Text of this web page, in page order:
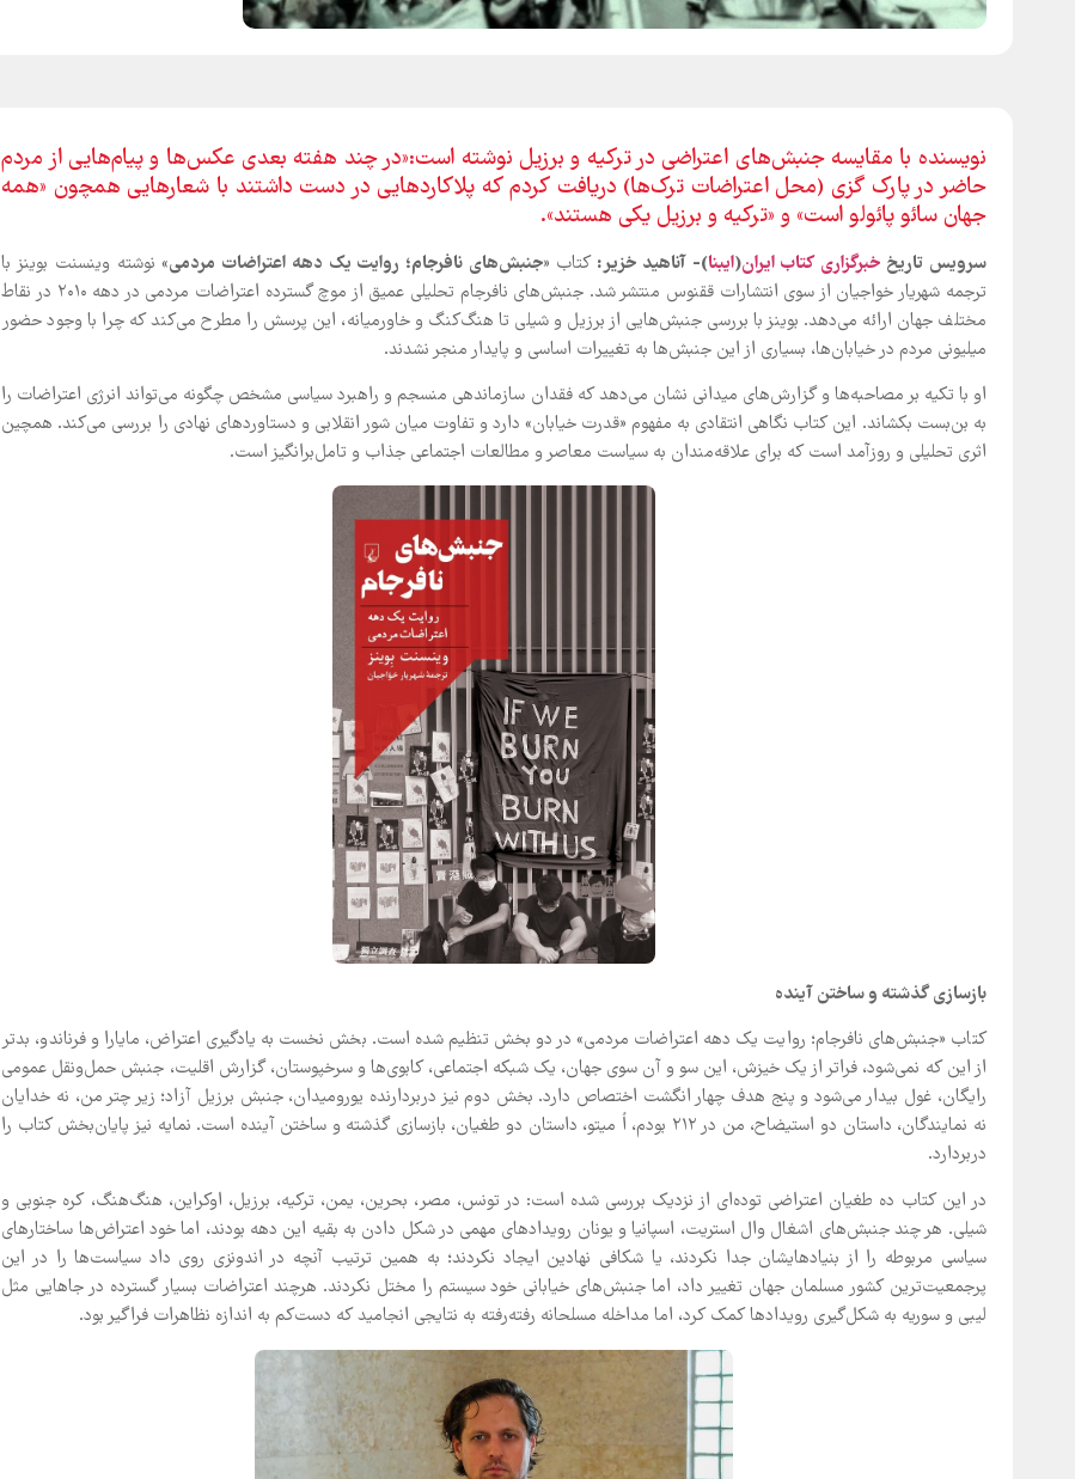
نویسنده با مقایسه جنبش‌های اعتراضی در ترکیه و برزیل نوشته است:‌«در چند هفته بعدی عکس‌ها و پیام‌هایی از مردم
حاضر در پارک گزی (محل اعتراضات ترک‌ها) دریافت کردم که پلاکاردهایی در دست داشتند با شعارهایی همچون «همه
جهان سائو پائولو است» و «ترکیه و برزیل یکی هستند».
سرویس تاریخ خبرگزاری کتاب ایران(ایبنا)- آناهید خزیر:کتاب «جنبش‌های نافرجام؛ روایت یک دهه اعتراضات مردمی» نوشته وینسنت بوینز با
ترجمه شهریار خواجیان از سوی انتشارات ققنوس منتشر شد. جنبش‌های نافرجام تحلیلی عمیق از موچ گسترده اعتراضات مردمی در دهه ۲۰۱۰ در نقاط
مختلف جهان ارائه می‌دهد. بوینز با بررسی جنبش‌هایی از برزیل و شیلی تا هنگ‌کنگ و خاورمیانه، این پرسش را مطرح می‌کند که چرا با وجود حضور
میلیونی مردم در خیابان‌ها، بسیاری از این جنبش‌ها به تغییرات اساسی و پایدار منجر نشدند.
او با تکیه بر مصاحبه‌ها و گزارش‌های میدانی نشان می‌دهد که فقدان سازماندهی منسجم و راهبرد سیاسی مشخص چگونه می‌تواند انرژی اعتراضات را
به بن‌بست بکشاند. این کتاب نگاهی انتقادی به مفهوم «قدرت خیابان» دارد و تفاوت میان شور انقلابی و دستاوردهای نهادی را بررسی می‌کند. همچین
اثری تحلیلی و روزآمد است که برای علاقه‌مندان به سیاست معاصر و مطالعات اجتماعی جذاب و تامل‌برانگیز است.
بازسازی گذشته و ساختن آینده
کتاب «جنبش‌های نافرجام؛ روایت یک دهه اعتراضات مردمی» در دو بخش تنظیم شده است. بخش نخست به یادگیری اعتراض، مایارا و فرناندو، بدتر
از این که نمی‌شود، فراتر از یک خیزش، این سو و آن سوی جهان، یک شبکه اجتماعی، کابوی‌ها و سرخپوستان، گزارش اقلیت، جنبش حمل‌ونقل عمومی
رایگان، غول بیدار می‌شود و پنج هدف چهار انگشت اختصاص دارد. بخش دوم نیز دربردارنده یورومیدان، جنبش برزیل آزاد؛ زیر چتر من، نه خدایان
نه نمایندگان، داستان دو استیضاح، من در ۲۱۲ بودم، اُ میتو، داستان دو طغیان، بازسازی گذشته و ساختن آینده است. نمایه نیز پایان‌بخش کتاب را
دربردارد.
در این کتاب ده طغیان اعتراضی توده‌ای از نزدیک بررسی شده است: در تونس، مصر، بحرین، یمن، ترکیه، برزیل، اوکراین، هنگ‌هنگ، کره جنوبی و
شیلی. هر چند جنبش‌های اشغال وال استریت، اسپانیا و یونان رویدادهای مهمی در شکل دادن به بقیه این دهه بودند، اما خود اعتراض‌ها ساختارهای
سیاسی مربوطه را از بنیادهایشان جدا نکردند، یا شکافی نهادین ایجاد نکردند؛ به همین ترتیب آنچه در اندونزی روی داد سیاست‌ها را در این
پرجمعیت‌ترین کشور مسلمان جهان تغییر داد، اما جنبش‌های خیابانی خود سیستم را مختل نکردند. هرچند اعتراضات بسیار گسترده در جاهایی مثل
لیبی و سوریه به شکل‌گیری رویدادها کمک کرد، اما مداخله مسلحانه رفته‌رفته به نتایجی انجامید که دست‌کم به اندازه نظاهرات فراگیر بود.